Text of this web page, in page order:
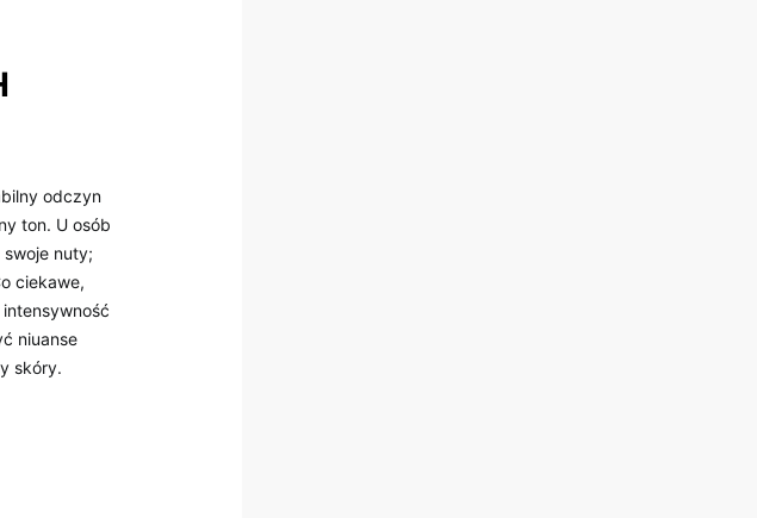
odczyn
ton. U osób
nuty;
ciekawe,
niuanse
skóry.